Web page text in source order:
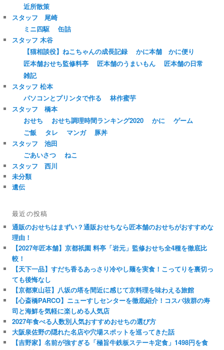
近所散策
スタッフ 尾崎
ミニ四駆
缶詰
スタッフ 木谷
【猫相談役】ねこちゃんの成長記録
かに本舗 かに便り
匠本舗おせち監修料亭
匠本舗のうまいもん
匠本舗の日常
雑記
スタッフ 松本
パソコンとプリンタで作る
林作蜜芋
スタッフ 橋本
おせち
おせち調理時間ランキング2020 かに
ゲーム
ご飯
タレ マンガ
豚丼
スタッフ 池田
ごあいさつ
ねこ
スタッフ 西川
未分類
遺伝
最近の投稿
通販のおせちはまずい？通販おせちなら匠本舗のおせちがおすすめな
理由！
【2027年匠本舗】京都祇園 料亭「岩元」監修おせち全4種を徹底比
較！
【天下一品】すだち香るあっさり冷やし麺を実食！こってりを裏切っ
ても後悔なし
【京都東山荘】八坂の塔を間近に感じて京料理を味わえる旅館
【心斎橋PARCO】ニューすしセンターを徹底紹介！コスパ抜群の寿
司と海鮮を気軽に楽しめる人気店
2027年食べる人数別人気おすすめおせちの選び方
大阪泉佐野の隠れた名店や穴場スポットを巡ってきた話
【吉野家】名前が強すぎる「極旨牛鉄板ステーキ定食」1498円を食